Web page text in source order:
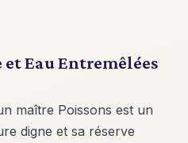
Eau Entremêlées
maître Poissons est un
digne et sa réserve